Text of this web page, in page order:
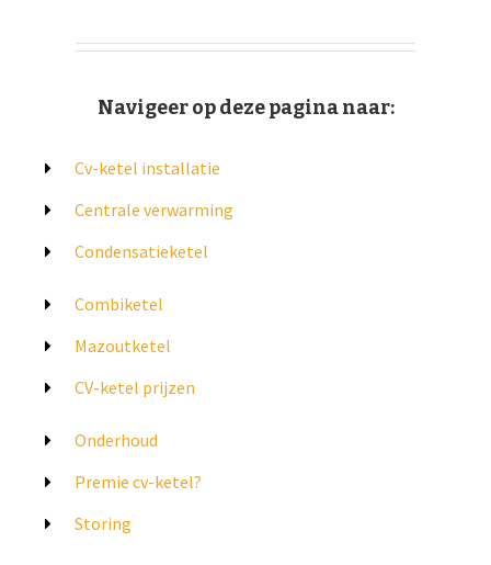
Navigeer op deze pagina naar:
Cv-ketel installatie
Centrale verwarming
Condensatieketel
Combiketel
Mazoutketel
CV-ketel prijzen
Onderhoud
Premie cv-ketel?
Storing